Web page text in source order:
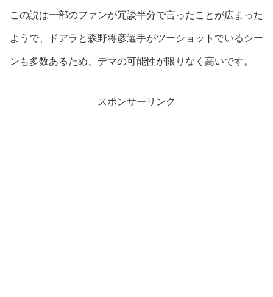
この説は一部のファンが冗談半分で言ったことが広まった
ようで、ドアラと森野将彦選手がツーショットでいるシー
ンも多数あるため、デマの可能性が限りなく高いです。
スポンサーリンク